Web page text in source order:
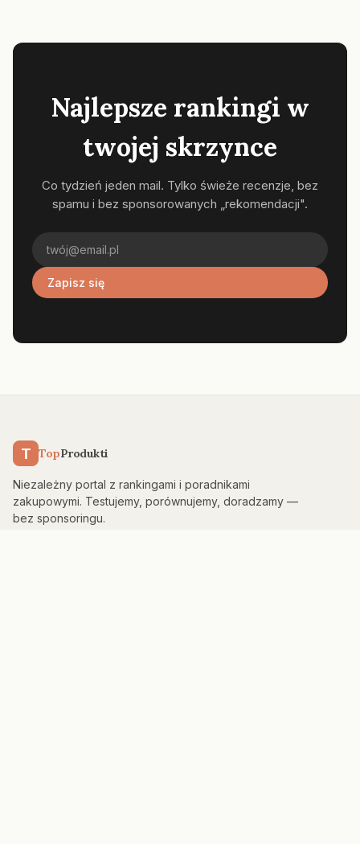
Najlepsze rankingi w
twojej skrzynce
Co tydzień jeden mail. Tylko świeże recenzje, bez
spamu i bez sponsorowanych „rekomendacji".
Zapisz się
T TopProdukti
Niezależny portal z rankingami i poradnikami
zakupowymi. Testujemy, porównujemy, doradzamy —
bez sponsoringu.